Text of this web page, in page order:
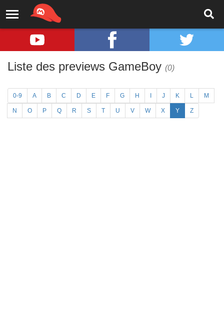
Liste des previews GameBoy (0)
0-9 A B C D E F G H J K L M
N O P Q R S T U V W X Y Z